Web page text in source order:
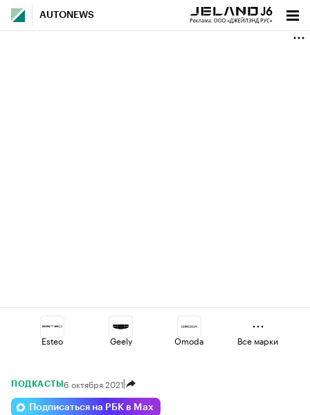
AUTONEWS
Esteo Geely Omoda
Changan Lada
Все марки
ПОДКАСТЫ 6 октября 2021
Подписаться на РБК в Max